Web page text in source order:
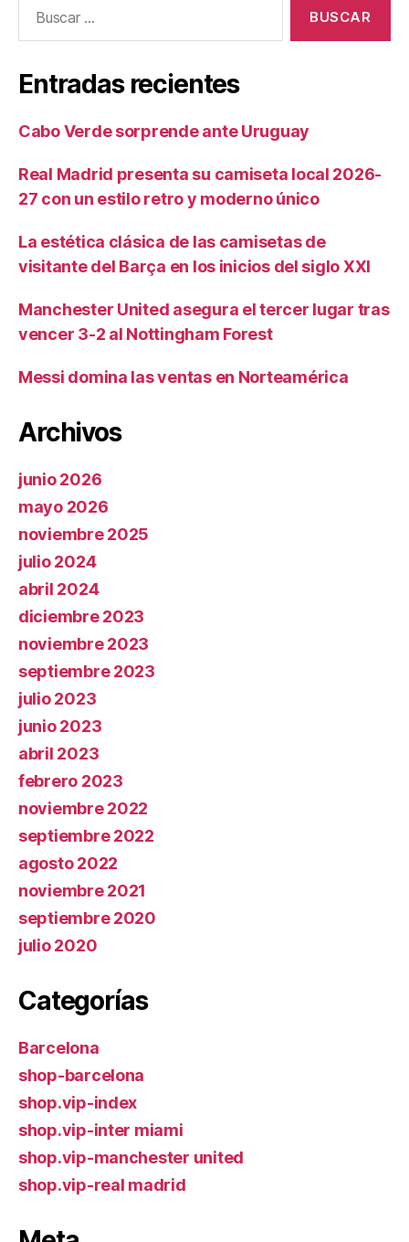
Entradas recientes
Cabo Verde sorprende ante Uruguay
Real Madrid presenta su camiseta local 2026-
27 con un estilo retro y moderno único
La estética clásica de las camisetas de
visitante del Barça en los inicios del siglo XXI
Manchester United asegura el tercer lugar tras
vencer 3-2 al Nottingham Forest
Messi domina las ventas en Norteamérica
Archivos
junio 2026
mayo 2026
noviembre 2025
julio 2024
abril 2024
diciembre 2023
noviembre 2023
septiembre 2023
julio 2023
junio 2023
abril 2023
febrero 2023
noviembre 2022
septiembre 2022
agosto 2022
noviembre 2021
septiembre 2020
julio 2020
Categorías
Barcelona
shop-barcelona
shop.vip-index
shop.vip-inter miami
shop.vip-manchester united
shop.vip-real madrid